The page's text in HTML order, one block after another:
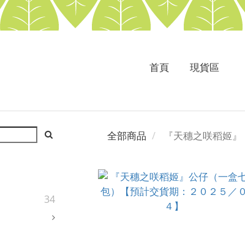
首頁 現貨區
34
全部商品 『天穗之咲稻姬』